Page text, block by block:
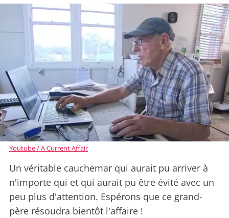
Youtube / A Current Affair
Un véritable cauchemar qui aurait pu arriver à
n'importe qui et qui aurait pu être évité avec un
peu plus d'attention. Espérons que ce grand-
père résoudra bientôt l'affaire !